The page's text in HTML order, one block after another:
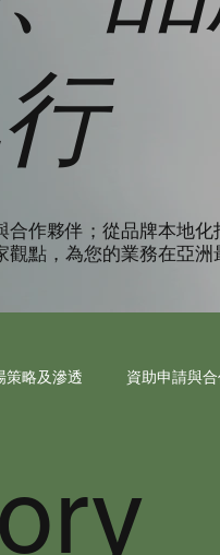
作夥伴；從品牌本地
點，為您的業務在亞洲
策略及滲透 資助申請與